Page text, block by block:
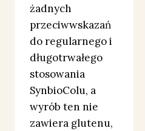
żadnych
przeciwwskazań
do regularnego i
długotrwałego
stosowania
SynbioColu, a
wyrób ten nie
zawiera glutenu,